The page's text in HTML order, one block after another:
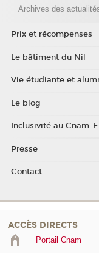
Archives des
Prix et récompenses
Le bâtiment du Nil
Vie étudiante et
Le blog
Inclusivité au Cnam-
Presse
Contact
ACCÈS DIRECTS
Portail Cnam